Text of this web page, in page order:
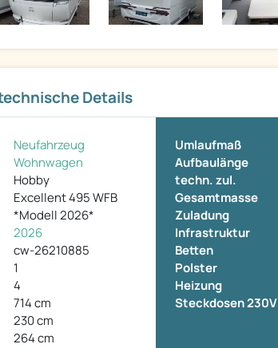
Details
Neufahrzeug
Wohnwagen
Hobby
Excellent 495 WFB
*Modell 2026*
2026
cw-26210885
1
4
714 cm
230 cm
264 cm
Umlaufmaß
Aufbaulänge
techn. zul.
Gesamtmasse
Zuladung
Infrastruktur
Betten
Polster
Heizung
Steckdosen 230V